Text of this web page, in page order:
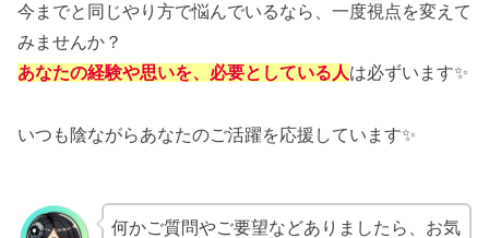
今までと同じやり方で悩んでいるなら、一度視点を変えて
みませんか？
あなたの経験や思いを、必要としている人は必ずいます✨
いつも陰ながらあなたのご活躍を応援しています✨
何かご質問やご要望などありましたら、お気